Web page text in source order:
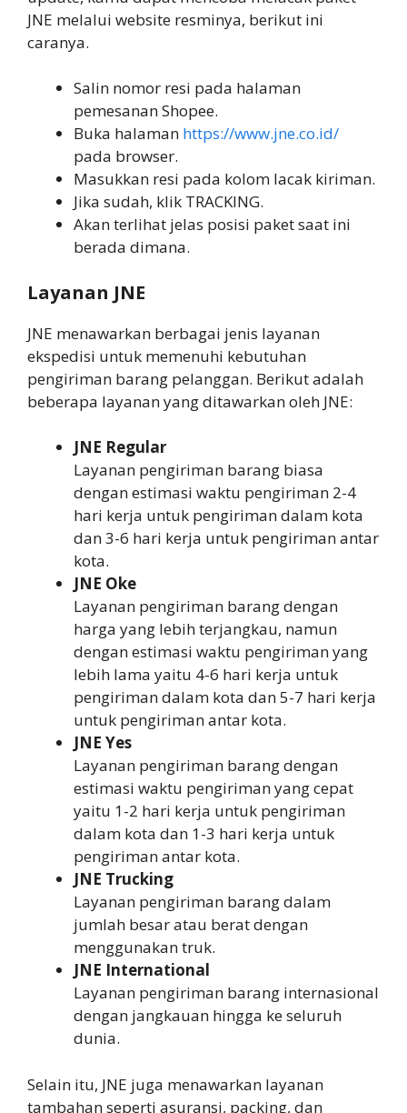
JNE melalui website resminya, berikut ini
caranya.
Salin nomor resi pada halaman
pemesanan Shopee.
Buka halaman https://www.jne.co.id/
pada browser.
Masukkan resi pada kolom lacak kiriman.
Jika sudah, klik TRACKING.
Akan terlihat jelas posisi paket saat ini
berada dimana.
Layanan JNE
JNE menawarkan berbagai jenis layanan
ekspedisi untuk memenuhi kebutuhan
pengiriman barang pelanggan. Berikut adalah
beberapa layanan yang ditawarkan oleh JNE:
JNE Regular
Layanan pengiriman barang biasa
dengan estimasi waktu pengiriman 2-4
hari kerja untuk pengiriman dalam kota
dan 3-6 hari kerja untuk pengiriman antar
kota.
JNE Oke
Layanan pengiriman barang dengan
harga yang lebih terjangkau, namun
dengan estimasi waktu pengiriman yang
lebih lama yaitu 4-6 hari kerja untuk
pengiriman dalam kota dan 5-7 hari kerja
untuk pengiriman antar kota.
JNE Yes
Layanan pengiriman barang dengan
estimasi waktu pengiriman yang cepat
yaitu 1-2 hari kerja untuk pengiriman
dalam kota dan 1-3 hari kerja untuk
pengiriman antar kota.
JNE Trucking
Layanan pengiriman barang dalam
jumlah besar atau berat dengan
menggunakan truk.
JNE International
Layanan pengiriman barang internasional
dengan jangkauan hingga ke seluruh
dunia.
Selain itu, JNE juga menawarkan layanan
tambahan seperti asuransi, packing, dan